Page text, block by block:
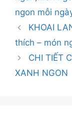
ngon mỗi
KHOAI
thích – món
CHI TIẾT
XANH NGON